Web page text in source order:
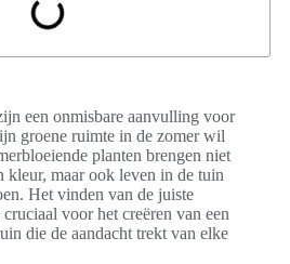
een onmisbare aanvulling voor
groene ruimte in de zomer wil
planten brengen niet
kleur, maar ook leven in de tuin
Het vinden van de juiste
voor het creëren van een
die de aandacht trekt van elke